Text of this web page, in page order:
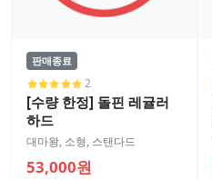
판매종료
2
[수량 한정] 돌핀 레귤러
하드
대마왕, 소형, 스탠다드
53,000원